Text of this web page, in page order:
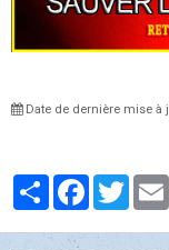
Date de dernière mise à
PartagerFacebook